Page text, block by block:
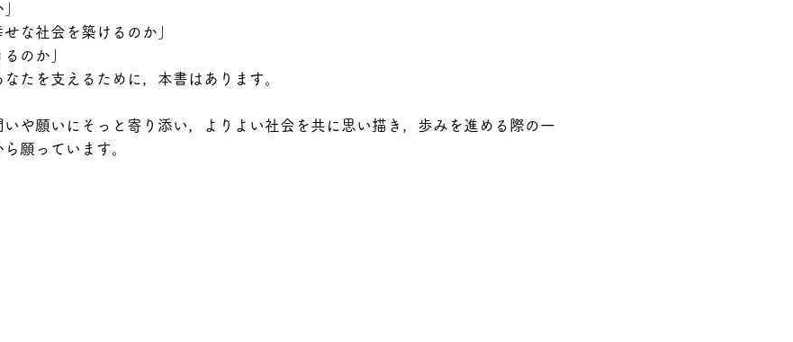
な社会を築けるのか」
のか」
たを支えるために，本書はあります。
や願いにそっと寄り添い，よりよい社会を共に思い描き，歩みを進める際の一
願っています。